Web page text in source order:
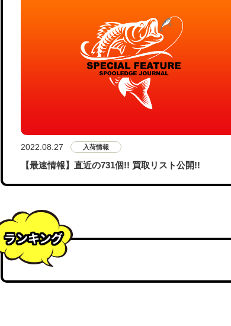
2022.08.27 入荷情報
【最速情報】直近の731個!! 買取リスト公開!!
ランキング